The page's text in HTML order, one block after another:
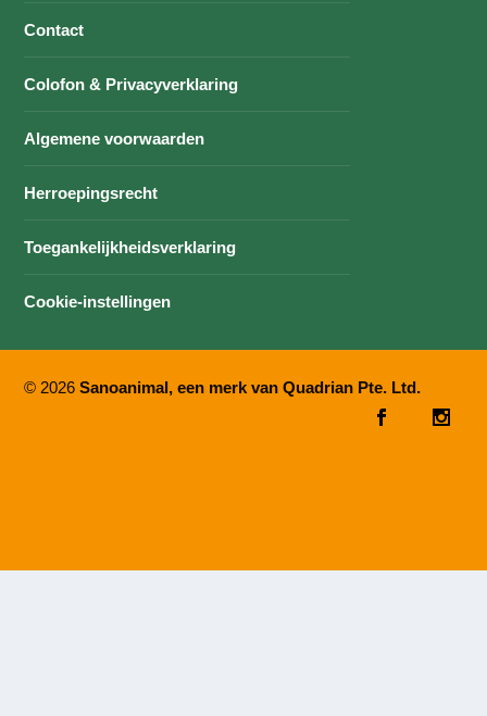
Contact
Colofon & Privacyverklaring
Algemene voorwaarden
Herroepingsrecht
Toegankelijkheidsverklaring
Cookie-instellingen
© 2026Sanoanimal, een merk van Quadrian Pte. Ltd.